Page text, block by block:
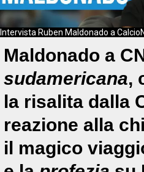
Intervista Ruben Maldonado a
Maldonado a
sudamericana,
la risalita dalla
reazione alla
il magico